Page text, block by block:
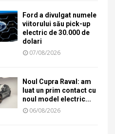
Ford a divulgat numele
viitorului său pick-up
electric de 30.000 de
dolari
07/08/2026
Noul Cupra Raval: am
luat un prim contact cu
noul model electric...
06/08/2026